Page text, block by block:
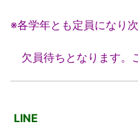
※各学年とも定員になり
欠員待ちとなります。
LINE